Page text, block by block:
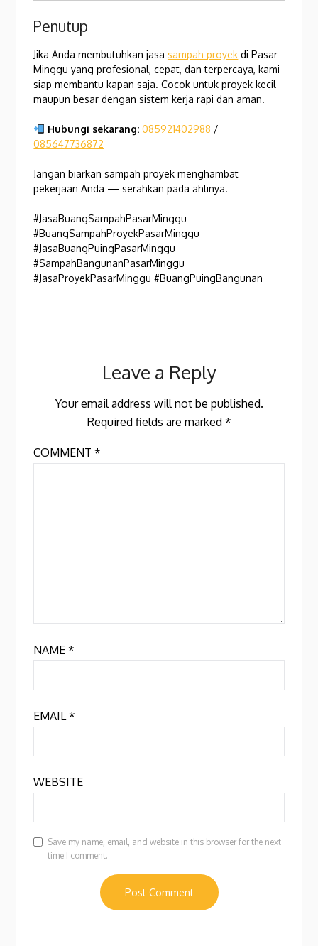
Penutup
Jika Anda membutuhkan jasasampah proyek di Pasar
Minggu yang profesional, cepat, dan terpercaya, kami
siap membantu kapan saja. Cocok untuk proyek kecil
maupun besar dengan sistem kerja rapi dan aman.
Hubungi sekarang: 085921402988 /
085647736872
Jangan biarkan sampah proyek menghambat
pekerjaan Anda — serahkan pada ahlinya.
#JasaBuangSampahPasarMinggu
#BuangSampahProyekPasarMinggu
#JasaBuangPuingPasarMinggu
#SampahBangunanPasarMinggu
#JasaProyekPasarMinggu #BuangPuingBangunan
Leave a Reply
Your email address will not be published.
Required fields are marked *
COMMENT*
NAME*
EMAIL*
WEBSITE
Save my name, email, and website in this browser for the next
time I comment.